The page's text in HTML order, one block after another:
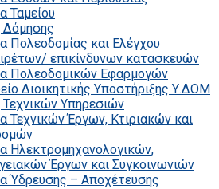
Ταμείου
Δόμησης
Πολεοδομίας και Ελέγχου
επικίνδυνων κατασκευών
Πολεοδομικών Εφαρμογών
Διοικητικής Υποστήριξης Υ.ΔΟΜ
Τεχνικών Υπηρεσιών
Τεχνικών Έργων, Κτιριακών και
Ηλεκτρομηχανολογικών,
Έργων και Συγκοινωνιών
Ύδρευσης – Αποχέτευσης